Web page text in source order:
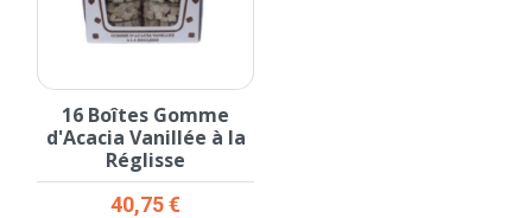
16 Boîtes Gomme
d'Acacia Vanillée à la
Réglisse
Prix
40,75 €